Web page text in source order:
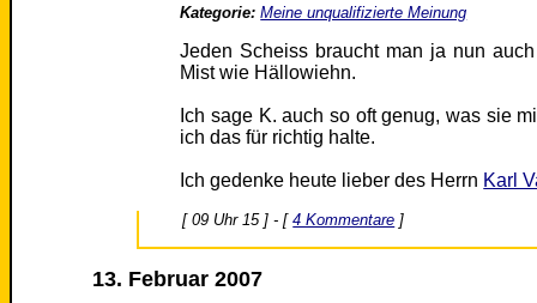
Kategorie: Meine unqualifizierte Meinung
Jeden Scheiss braucht man ja nun
Mist wie Hällowiehn.
Ich sage K. auch so oft genug, was sie
ich das für richtig halte.
Ich gedenke heute lieber des Herrn Karl
[ 09 Uhr 15 ] - [4 Kommentare ]
13. Februar 2007